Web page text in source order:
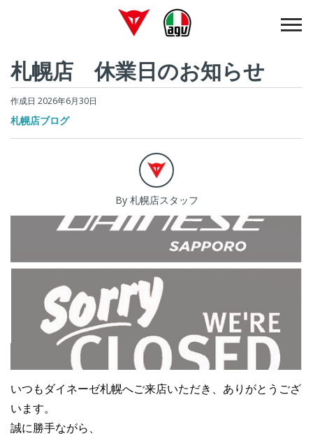
札幌店 休業日のお知らせ
作成日 2026年6月30日
札幌店ブログ
By 札幌店スタッフ
いつもダイネーゼ札幌へご来店いただき、ありがとうござ
います。
誠に勝手ながら、